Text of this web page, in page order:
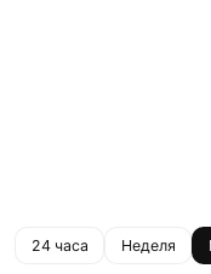
24 часа Неделя